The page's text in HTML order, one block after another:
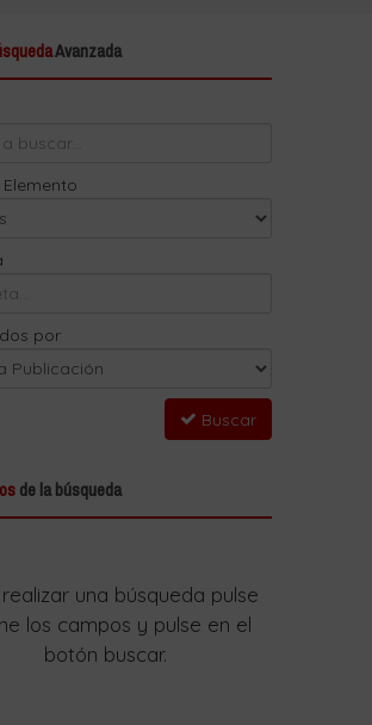
Avanzada
por
Buscar
de la búsqueda
una búsqueda pulse
los campos y pulse en el
botón buscar.